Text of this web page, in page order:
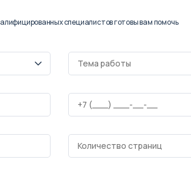
специалистов готовы вам помочь